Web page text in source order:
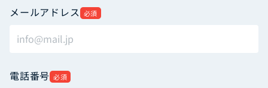
メールアドレス 必須
電話番号 必須